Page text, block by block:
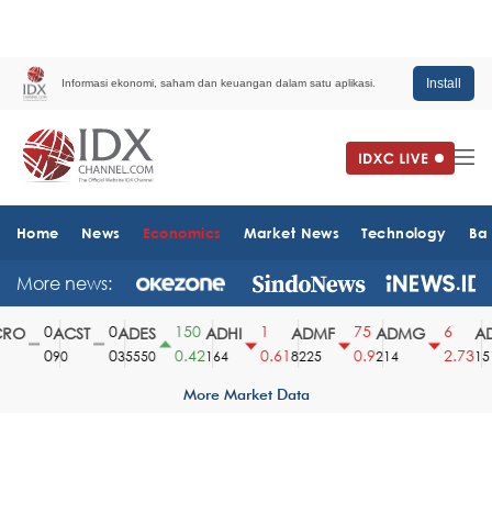
Informasi ekonomi, saham dan keuangan dalam satu aplikasi. Install
Home News Economics Market News Technology
More news:
ACST
90
ADES
35550
150
0.42
ADHI
164
0.61
ADMF
8225
75
0.9
ADMG
214
2.731510
More Market Data